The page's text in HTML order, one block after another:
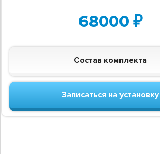
68000 ₽
Состав комплекта
Записаться на установку